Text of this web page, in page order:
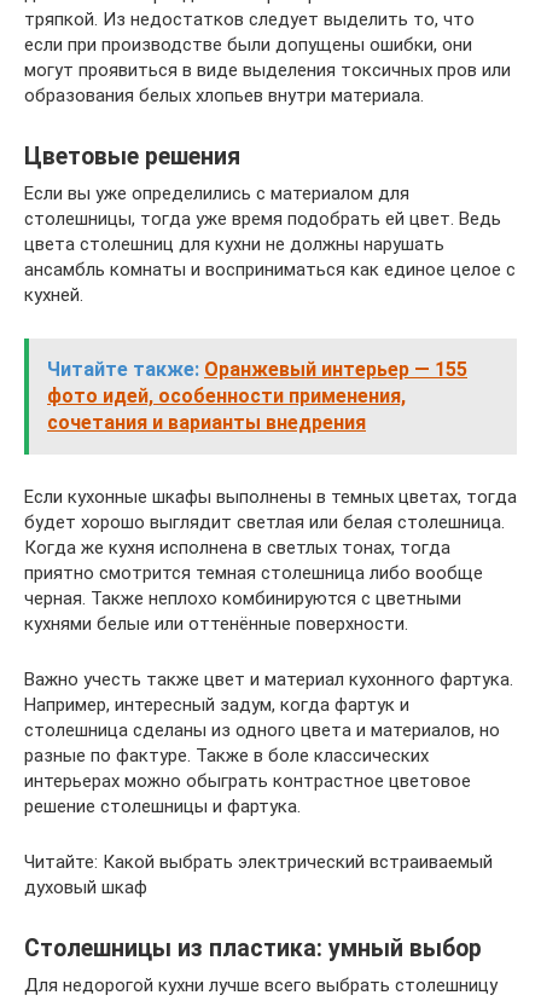
тряпкой. Из недостатков следует выделить то, что
если при производстве были допущены ошибки, они
могут проявиться в виде выделения токсичных пров или
образования белых хлопьев внутри материала.
Цветовые решения
Если вы уже определились с материалом для
столешницы, тогда уже время подобрать ей цвет. Ведь
цвета столешниц для кухни не должны нарушать
ансамбль комнаты и восприниматься как единое целое с
кухней.
Читайте также: Оранжевый интерьер — 155
фото идей, особенности применения,
сочетания и варианты внедрения
Если кухонные шкафы выполнены в темных цветах, тогда
будет хорошо выглядит светлая или белая столешница.
Когда же кухня исполнена в светлых тонах, тогда
приятно смотрится темная столешница либо вообще
черная. Также неплохо комбинируются с цветными
кухнями белые или оттенённые поверхности.
Важно учесть также цвет и материал кухонного фартука.
Например, интересный задум, когда фартук и
столешница сделаны из одного цвета и материалов, но
разные по фактуре. Также в боле классических
интерьерах можно обыграть контрастное цветовое
решение столешницы и фартука.
Читайте: Какой выбрать электрический встраиваемый
духовый шкаф
Столешницы из пластика: умный выбор
Для недорогой кухни лучше всего выбрать столешницу